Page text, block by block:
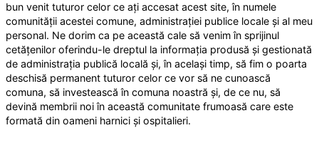
bun venit tuturor celor ce ați accesat acest site, în numele
comunității acestei comune, administrației publice locale și al meu
personal. Ne dorim ca pe această cale să venim în sprijinul
cetățenilor oferindu-le dreptul la informația produsă și gestionată
de administrația publică locală și, în același timp, să fim o poarta
deschisă permanent tuturor celor ce vor să ne cunoască
comuna, să investească în comuna noastră și, de ce nu, să
devină membrii noi în această comunitate frumoasă care este
formată din oameni harnici și ospitalieri.